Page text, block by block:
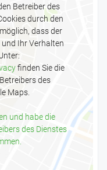
Betreiber des
durch den
dass der
Ihr Verhalten
finden Sie die
des
Maps.
und habe die
des Dienstes